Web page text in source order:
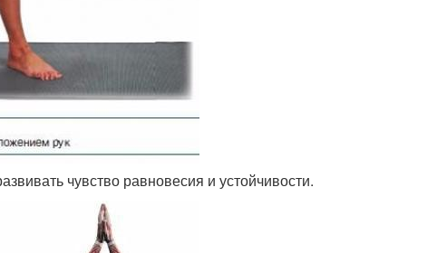
чувство равновесия и устойчивости.